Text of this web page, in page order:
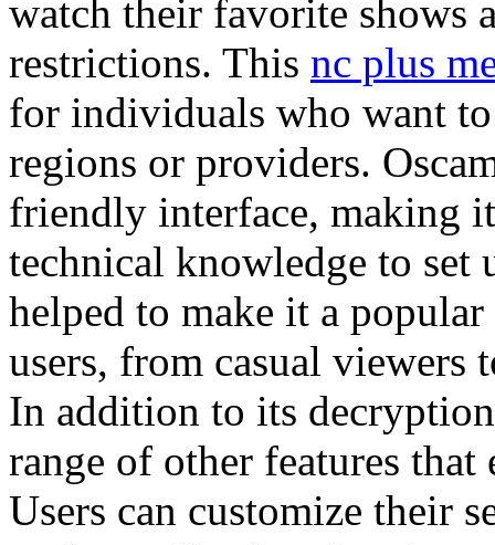
watch their favorite shows
restrictions. This nc plus
for individuals who want
regions or providers.
friendly interface, making
technical knowledge to set
helped to make it a
users, from casual viewers
In addition to its
range of other features
Users can customize their